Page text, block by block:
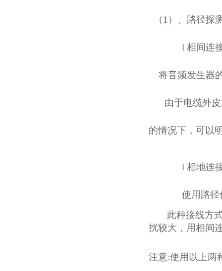
（1）、路径探
l 相间连
将音频发生器
由于电缆外
的情况下，可以
l 相地连
使用路
此种接线方
扰较大，用相间
注意:使用以上两